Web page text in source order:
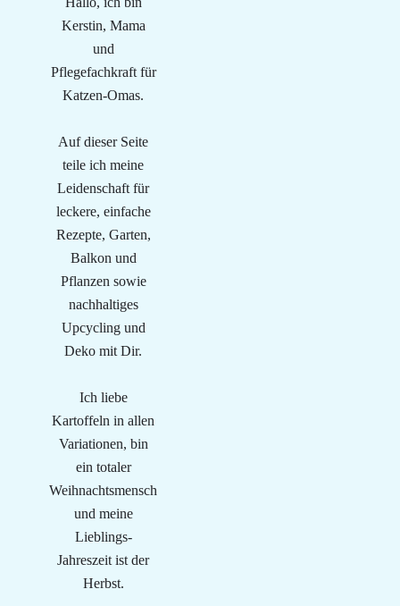
Kerstin, Mama
und
Pflegefachkraft für
Katzen-Omas.
Auf dieser Seite
teile ich meine
Leidenschaft für
leckere, einfache
Rezepte, Garten,
Balkon und
Pflanzen sowie
nachhaltiges
Upcycling und
Deko mit Dir.
Ich liebe
Kartoffeln in allen
Variationen, bin
ein totaler
Weihnachtsmensch
und meine
Lieblings-
Jahreszeit ist der
Herbst.